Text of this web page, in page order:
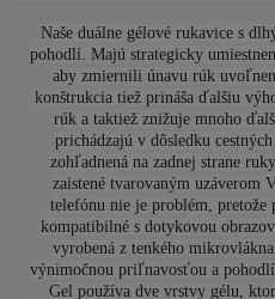
Naše duálne gélové rukavice s
pohodlí. Majú strategicky
aby zmiernili únavu rúk
konštrukcia tiež prináša ďalšiu
rúk a taktiež znižuje mnoho
prichádzajú v dôsledku
zohľadnená na zadnej strane
zaistené tvarovaným uzáverom
telefónu nie je problém, pretože
kompatibilné s dotykovou
vyrobená z tenkého
výnimočnou priľnavosťou a
Gel používa dve vrstvy gélu,